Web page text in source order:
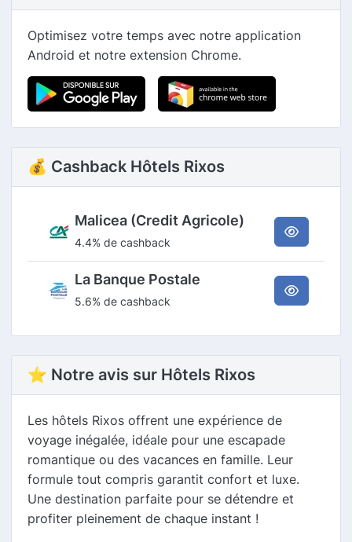
Optimisez votre temps avec notre application
Android et notre extension Chrome.
💰 Cashback Hôtels Rixos
Malicea (Credit Agricole)
4.4% de cashback
La Banque Postale
5.6% de cashback
⭐ Notre avis sur Hôtels Rixos
Les hôtels Rixos offrent une expérience de
voyage inégalée, idéale pour une escapade
romantique ou des vacances en famille. Leur
formule tout compris garantit confort et luxe.
Une destination parfaite pour se détendre et
profiter pleinement de chaque instant !